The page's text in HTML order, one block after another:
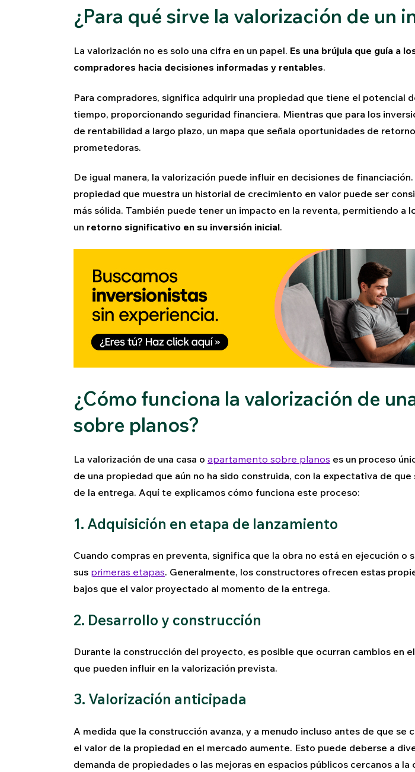
¿Para qué sirve la valorización de un
La valorización no es solo una cifra en un papel. Es una brújula que guía a
compradores hacia decisiones informadas y rentables.
Para compradores, significa adquirir una propiedad que tiene el potencial
tiempo, proporcionando seguridad financiera. Mientras que para los
de rentabilidad a largo plazo, un mapa que señala oportunidades de
prometedoras.
De igual manera, la valorización puede influir en decisiones de
propiedad que muestra un historial de crecimiento en valor puede ser
más sólida. También puede tener un impacto en la reventa, permitiendo a
un retorno significativo en su inversión inicial.
¿Cómo funciona la valorización de
sobre planos?
La valorización de una casa o apartamento sobre planos es un proceso
de una propiedad que aún no ha sido construida, con la expectativa de
de la entrega. Aquí te explicamos cómo funciona este proceso:
1. Adquisición en etapa de lanzamiento
Cuando compras en preventa, significa que la obra no está en ejecución o
sus primeras etapas. Generalmente, los constructores ofrecen estas
bajos que el valor proyectado al momento de la entrega.
2. Desarrollo y construcción
Durante la construcción del proyecto, es posible que ocurran cambios en
que pueden influir en la valorización prevista.
3. Valorización anticipada
A medida que la construcción avanza, y a menudo incluso antes de que se
el valor de la propiedad en el mercado aumente. Esto puede deberse a
demanda de propiedades o las mejoras en espacios públicos cercanos a la